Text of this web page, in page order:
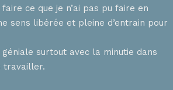
faire ce que je n’ai pas pu faire en
sens libérée et pleine d’entrain pour
surtout avec la minutie dans
travailler.